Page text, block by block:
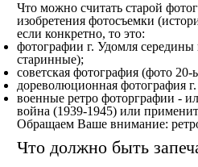
Что можно считать старой
изобретения фотосъемки
если конкретно, то это:
фотографии г. Удомля
старинные);
советская фотография (фото
дореволюционная фотография
военные ретро фоторграфии -
война (1939-1945) или
Обращаем Ваше внимание:
Что должно быть